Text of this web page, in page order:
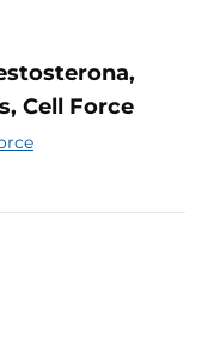
Cell Force